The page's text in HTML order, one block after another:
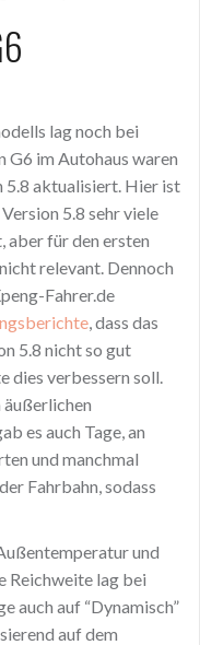
lag noch bei
G6 im Autohaus waren
5.8 aktualisiert. Hier ist
5.8 sehr viele
aber für den ersten
relevant. Dennoch
Fahrer.de
, dass das
5.8 nicht so gut
dies verbessern soll.
es auch Tage, an
und manchmal
Fahrbahn, sodass
und
Reichweite lag bei
auch auf “Dynamisch”
auf dem